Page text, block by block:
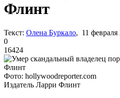
Флинт
Текст: Олена Буркало, 11 февраля
0
16424
Фото: hollywoodreporter.com
Издатель Ларри Флинт